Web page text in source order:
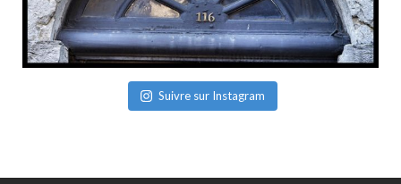
Suivre sur Instagram